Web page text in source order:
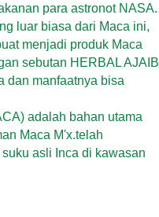
para astronot NASA.
luar biasa dari Maca ini,
menjadi produk Maca
sebutan HERBAL AJAIB
dan manfaatnya bisa
adalah bahan utama
Maca M'x.telah
asli Inca di kawasan